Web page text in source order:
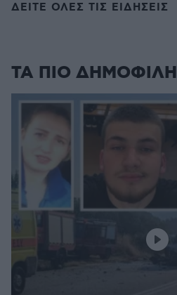
ΔΕΙΤΕ ΟΛΕΣ ΤΙΣ ΕΙΔΗΣΕΙΣ
ΤΑ ΠΙΟ ΔΗΜΟΦΙΛΗ